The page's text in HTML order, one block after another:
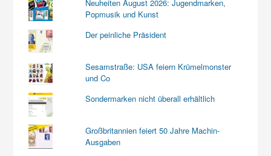
Neuheiten August 2026: Jugendmarken,
Popmusik und Kunst
Der peinliche Präsident
Sesamstraße: USA feiern Krümelmonster
und Co
Sondermarken nicht überall erhältlich
Großbritannien feiert 50 Jahre Machin-
Ausgaben